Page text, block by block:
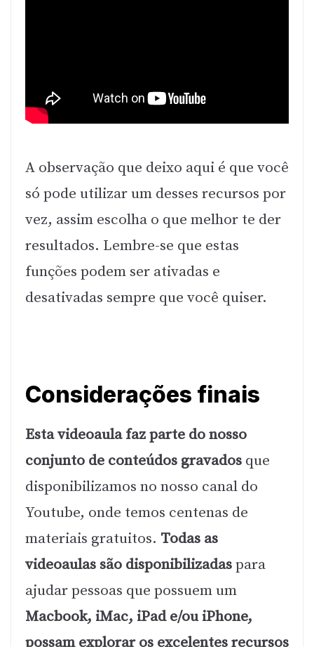
A observação que deixo aqui é que você
só pode utilizar um desses recursos por
vez, assim escolha o que melhor te der
resultados. Lembre-se que estas
funções podem ser ativadas e
desativadas sempre que você quiser.
Considerações finais
Esta videoaula faz parte do nosso
conjunto de conteúdos gravados que
disponibilizamos no nosso canal do
Youtube, onde temos centenas de
materiais gratuitos. Todas as
videoaulas são disponibilizadaspara
ajudar pessoas que possuem um
Macbook, iMac, iPad e/ou iPhone,
possam explorar os excelentes recursos